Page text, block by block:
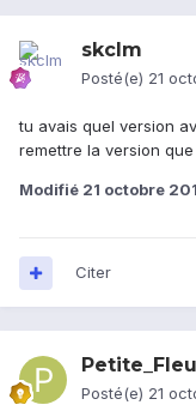
skclm
Posté(e) 21
tu avais quel version
remettre la version
Modifié 21 octobre
Citer
Posté(e) 21